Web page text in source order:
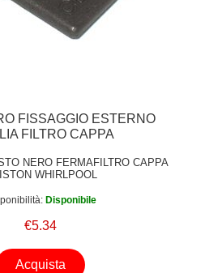
FISSAGGIO ESTERNO
FILTRO CAPPA
NERO FERMAFILTRO CAPPA
WHIRLPOOL
Disponibile
€5.34
Acquista